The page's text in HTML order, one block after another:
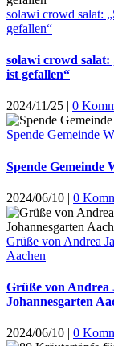
solawi crowd salat:
gefallen“
solawi crowd salat:
ist gefallen“
2024/11/25 | 0
Spende Gemeinde
Spende Gemeinde
2024/06/10 | 0
Grüße von Andrea
Aachen
Grüße von Andrea
Johannesgarten
2024/06/10 | 0